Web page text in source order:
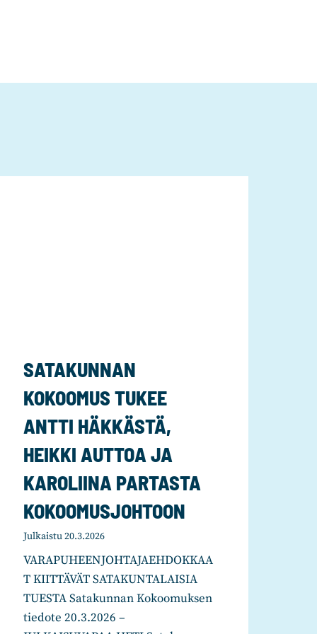
SATAKUNNAN
KOKOOMUS TUKEE
ANTTI HÄKKÄSTÄ,
HEIKKI AUTTOA JA
KAROLIINA PARTASTA
KOKOOMUSJOHTOON
Julkaistu20.3.2026
VARAPUHEENJOHTAJAEHDOKKAA
T KIITTÄVÄT SATAKUNTALAISIA
TUESTA Satakunnan Kokoomuksen
tiedote 20.3.2026 –